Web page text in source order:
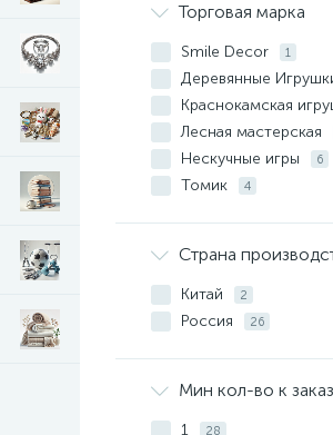
Торговая марка
Smile Decor 1
Деревянные
Краснокамская
Лесная мастерская
Нескучные игры 6
Томик 4
Страна
Китай 2
Россия 26
Мин кол-во к
1 28